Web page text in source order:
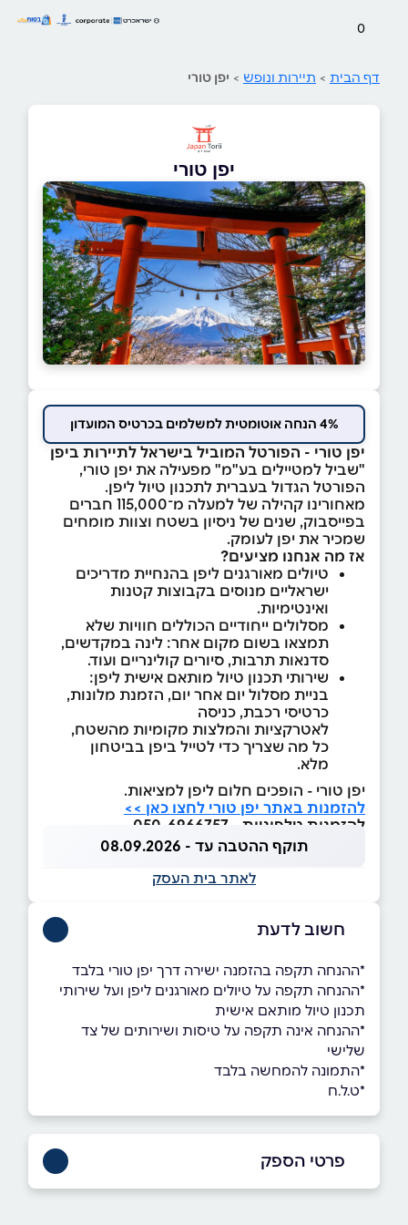
0
דף הבית > תיירות ונופש > יפן טורי
יפן טורי
4% הנחה אוטומטית למשלמים בכרטיס המועדון
יפן טורי - הפורטל המוביל בישראל לתיירות ביפן
"שביל למטיילים בע"מ" מפעילה את יפן טורי,
הפורטל הגדול בעברית לתכנון טיול ליפן.
מאחורינו קהילה של למעלה מ־115,000 חברים
בפייסבוק, שנים של ניסיון בשטח וצוות מומחים
שמכיר את יפן לעומק.
אז מה אנחנו מציעים?
טיולים מאורגנים ליפן בהנחיית מדריכים
ישראליים מנוסים בקבוצות קטנות
ואינטימיות.
מסלולים ייחודיים הכוללים חוויות שלא
תמצאו בשום מקום אחר: לינה במקדשים,
סדנאות תרבות, סיורים קולינריים ועוד.
שירותי תכנון טיול מותאם אישית ליפן:
בניית מסלול יום אחר יום, הזמנת מלונות,
כרטיסי רכבת, כניסה
לאטרקציות והמלצות מקומיות מהשטח,
כל מה שצריך כדי לטייל ביפן בביטחון
מלא.
יפן טורי - הופכים חלום ליפן למציאות.
להזמנות באתר יפן טורי לחצו כאן >>
להזמנות טלפוניות - 050-6966757
תוקף ההטבה עד - 08.09.2026
לאתר בית העסק
חשוב לדעת
*ההנחה תקפה בהזמנה ישירה דרך יפן טורי בלבד
*ההנחה תקפה על טיולים מאורגנים ליפן ועל שירותי
תכנון טיול מותאם אישית
*ההנחה אינה תקפה על טיסות ושירותים של צד
שלישי
*התמונה להמחשה בלבד
*ט.ל.ח
פרטי הספק